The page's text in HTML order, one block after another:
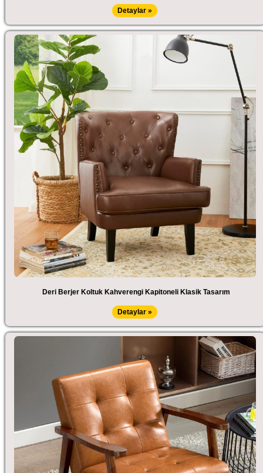
Detaylar »
Deri Berjer Koltuk Kahverengi Kapitoneli Klasik Tasarım
Detaylar »